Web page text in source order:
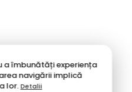
a îmbunătăți experiența
navigării implică
lor.Detalii